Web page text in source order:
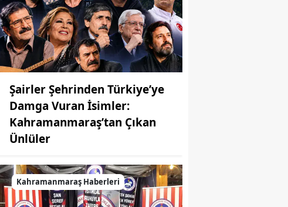
MUHABİR: Elife Karaarslan
Şairler Şehrinden Türkiye’ye
Damga Vuran İsimler:
Kahramanmaraş’tan Çıkan
Ünlüler
Kahramanmaraş Haberleri